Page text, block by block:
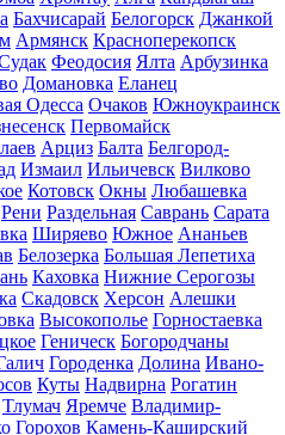
Бахчисарай Белогорск Джанкой
Армянск Красноперекопск
Феодосия Ялта Арбузинка
Домановка Еланец
Одесса Очаков Южноукраинск
Первомайск
Арциз Балта Белгород-
Измаил Ильичевск Вилково
Котовск Окны Любашевка
Рени Раздельная Саврань Сарата
Ширяево Южное Ананьев
Белозерка Большая Лепетиха
Каховка Нижние Серогозы
Скадовск Херсон Алешки
Высокополье Горностаевка
Геническ Богородчаны
Городенка Долина Ивано-
Куты Надвирна Рогатин
Тлумач Яремче Владимир-
Горохов Камень-Каширский